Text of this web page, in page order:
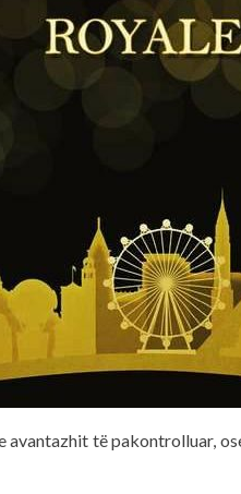
avantazhit të pakontrolluar,